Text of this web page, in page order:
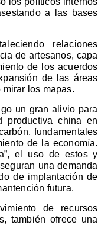
a las bases
relaciones
de artesanos, capa
de los acuerdos
de las áreas
los mapas.
un gran alivio para
productiva china en
fundamentales
de la economía.
el uso de estos y
una demanda
de implantación de
futura.
de recursos
también ofrece una